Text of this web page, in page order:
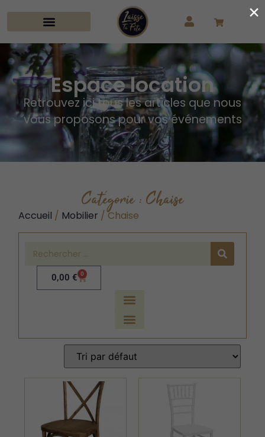
Espace location
Retrouvez ici tous les articles que nous
vous proposons pour vos événements
Catégorie : Chaise
Accueil / Mobilier / Chaise
0,00€ 0
×